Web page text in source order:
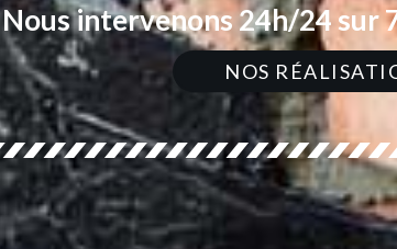
Nous intervenons 24h/24 sur
NOS